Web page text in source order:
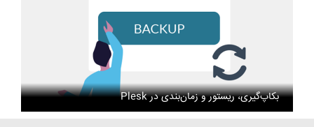
بکاپ‌گیری، ریستور و زمان‌بندی در Plesk